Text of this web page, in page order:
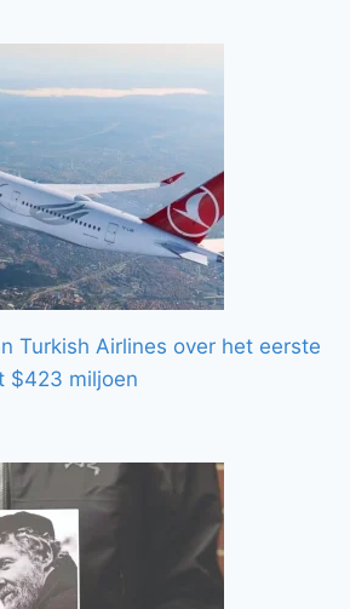
Turkish Airlines over het eerste
​​$423 miljoen